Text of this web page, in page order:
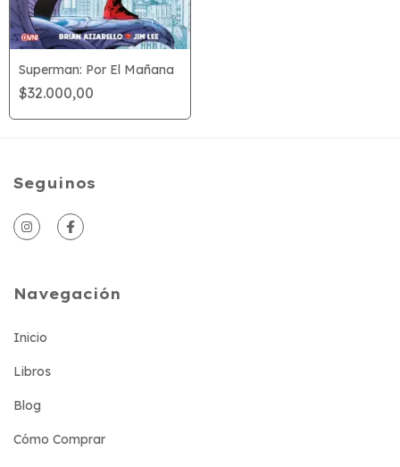
Superman: Por El Mañana
$32.000,00
Seguinos
Navegación
Inicio
Libros
Blog
Cómo Comprar